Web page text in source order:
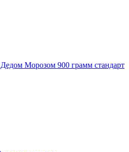
Морозом 900 грамм стандарт